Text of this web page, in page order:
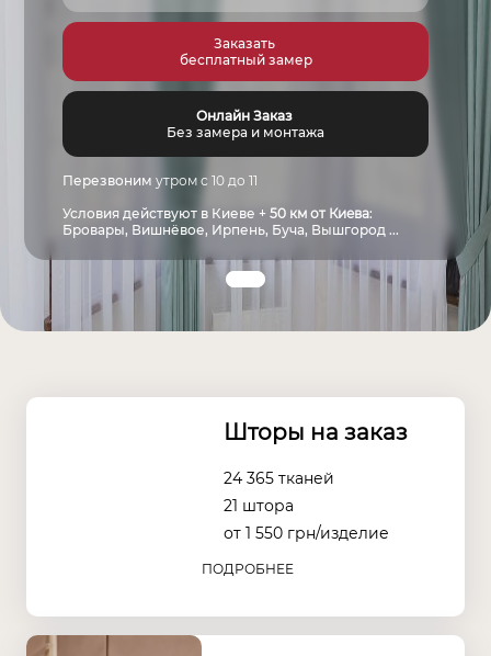
Заказать
бесплатный замер
Онлайн Заказ
Без замера и монтажа
Перезвонимутром с 10 до 11
Условия действуют в Киеве +50 км от Киева:
Бровары, Вишнёвое, Ирпень, Буча, Вышгород ...
Шторы на заказ
24 365 тканей
21 штора
от 1 550 грн/изделие
ПОДРОБНЕЕ